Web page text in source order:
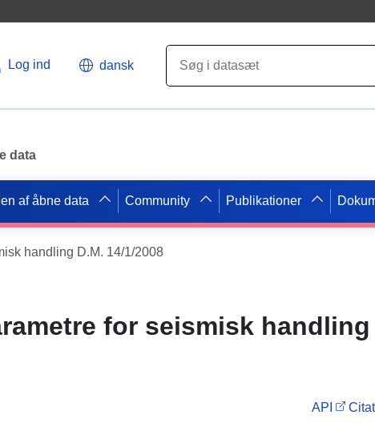
Log ind dansk
data
af åbne data Community Publikationer
handling D.M. 14/1/2008
for seismisk handling
API Citat